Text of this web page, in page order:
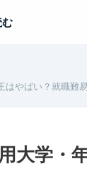
はやばい？就職難
大学・